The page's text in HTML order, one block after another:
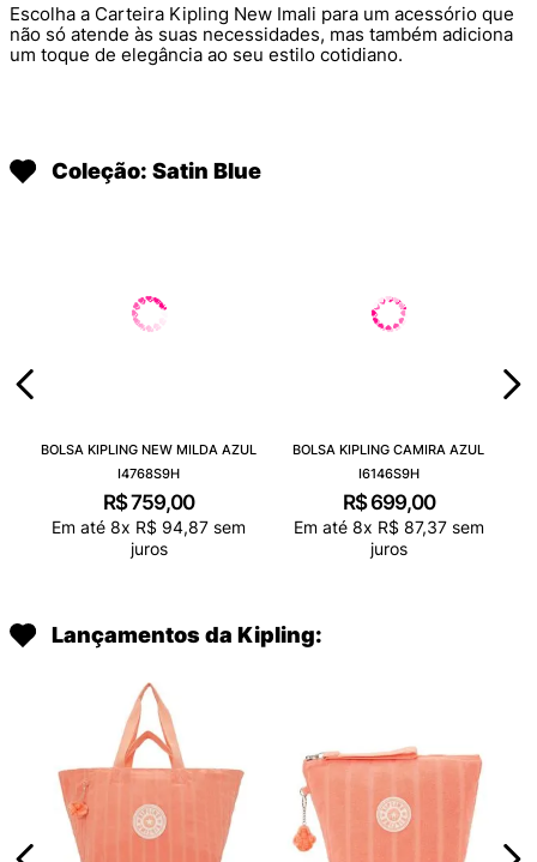
Escolha a Carteira Kipling New Imali para um acessório que
não só atende às suas necessidades, mas também adiciona
um toque de elegância ao seu estilo cotidiano.
Coleção: Satin Blue
BOLSA KIPLING NEW MILDA AZUL
I4768S9H
R$759,00
Em até 8x R$ 94,87 sem
juros
BOLSA KIPLING CAMIRA AZUL
I6146S9H
R$ 699,00
Em até 8x R$ 87,37sem
juros
Lançamentos da Kipling: